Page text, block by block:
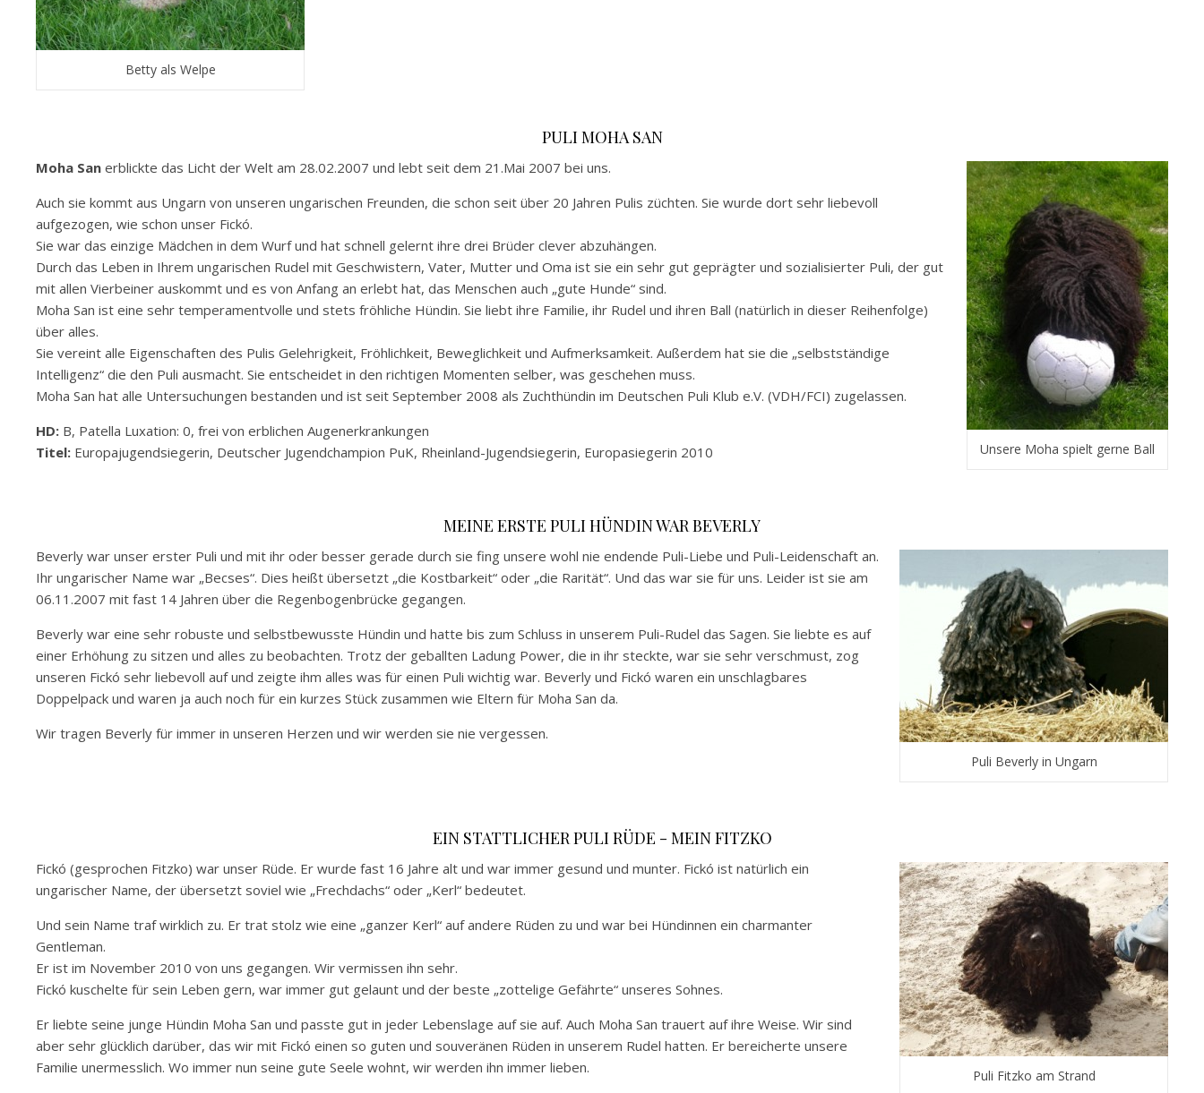
Betty als Welpe
PULI MOHA SAN
Unsere Moha spielt gerne Ball
Moha San erblickte das Licht der Welt am 28.02.2007 und lebt seit dem 21.Mai 2007 bei uns.
Auch sie kommt aus Ungarn von unseren ungarischen Freunden, die schon seit über 20 Jahren Pulis züchten. Sie wurde dort sehr liebevoll
aufgezogen, wie schon unser Fickó.
Sie war das einzige Mädchen in dem Wurf und hat schnell gelernt ihre drei Brüder clever abzuhängen.
Durch das Leben in Ihrem ungarischen Rudel mit Geschwistern, Vater, Mutter und Oma ist sie ein sehr gut geprägter und sozialisierter Puli, der gut
mit allen Vierbeiner auskommt und es von Anfang an erlebt hat, das Menschen auch „gute Hunde“ sind.
Moha San ist eine sehr temperamentvolle und stets fröhliche Hündin. Sie liebt ihre Familie, ihr Rudel und ihren Ball (natürlich in dieser Reihenfolge)
über alles.
Sie vereint alle Eigenschaften des Pulis Gelehrigkeit, Fröhlichkeit, Beweglichkeit und Aufmerksamkeit. Außerdem hat sie die „selbstständige
Intelligenz“ die den Puli ausmacht. Sie entscheidet in den richtigen Momenten selber, was geschehen muss.
Moha San hat alle Untersuchungen bestanden und ist seit September 2008 als Zuchthündin im Deutschen Puli Klub e.V. (VDH/FCI) zugelassen.
HD: B, Patella Luxation: 0, frei von erblichen Augenerkrankungen
Titel: Europajugendsiegerin, Deutscher Jugendchampion PuK, Rheinland-Jugendsiegerin, Europasiegerin 2010
MEINE ERSTE PULI HÜNDIN WAR BEVERLY
Puli Beverly in Ungarn
Beverly war unser erster Puli und mit ihr oder besser gerade durch sie fing unsere wohl nie endende Puli-Liebe und Puli-Leidenschaft an.
Ihr ungarischer Name war „Becses“. Dies heißt übersetzt „die Kostbarkeit“ oder „die Rarität“. Und das war sie für uns. Leider ist sie am
06.11.2007 mit fast 14 Jahren über die Regenbogenbrücke gegangen.
Beverly war eine sehr robuste und selbstbewusste Hündin und hatte bis zum Schluss in unserem Puli-Rudel das Sagen. Sie liebte es auf
einer Erhöhung zu sitzen und alles zu beobachten. Trotz der geballten Ladung Power, die in ihr steckte, war sie sehr verschmust, zog
unseren Fickó sehr liebevoll auf und zeigte ihm alles was für einen Puli wichtig war. Beverly und Fickó waren ein unschlagbares
Doppelpack und waren ja auch noch für ein kurzes Stück zusammen wie Eltern für Moha San da.
Wir tragen Beverly für immer in unseren Herzen und wir werden sie nie vergessen.
EIN STATTLICHER PULI RÜDE - MEIN FITZKO
Puli Fitzko am Strand
Fickó (gesprochen Fitzko) war unser Rüde. Er wurde fast 16 Jahre alt und war immer gesund und munter. Fickó ist natürlich ein
ungarischer Name, der übersetzt soviel wie „Frechdachs“ oder „Kerl“ bedeutet.
Und sein Name traf wirklich zu. Er trat stolz wie eine „ganzer Kerl“ auf andere Rüden zu und war bei Hündinnen ein charmanter
Gentleman.
Er ist im November 2010 von uns gegangen. Wir vermissen ihn sehr.
Fickó kuschelte für sein Leben gern, war immer gut gelaunt und der beste „zottelige Gefährte“ unseres Sohnes.
Er liebte seine junge Hündin Moha San und passte gut in jeder Lebenslage auf sie auf. Auch Moha San trauert auf ihre Weise. Wir sind
aber sehr glücklich darüber, das wir mit Fickó einen so guten und souveränen Rüden in unserem Rudel hatten. Er bereicherte unsere
Familie unermesslich. Wo immer nun seine gute Seele wohnt, wir werden ihn immer lieben.